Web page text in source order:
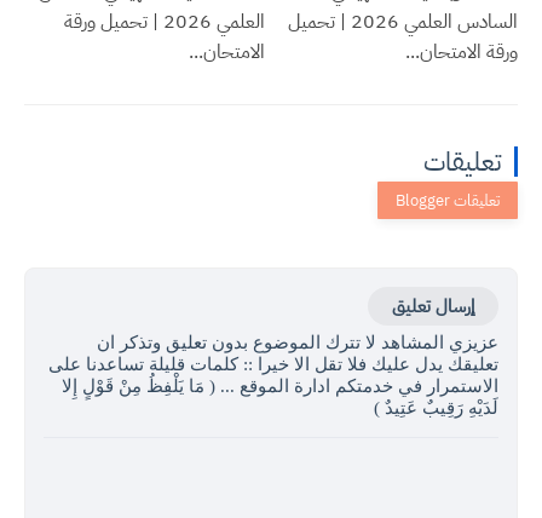
السادس العلمي 2026 | تحميل
ورقة الامتحان...
العلمي 2026 | تحميل ورقة
الامتحان...
تعليقات
إرسال تعليق
عزيزي المشاهد لا تترك الموضوع بدون تعليق وتذكر ان
تعليقك يدل عليك فلا تقل الا خيرا :: كلمات قليلة تساعدنا على
الاستمرار في خدمتكم ادارة الموقع ... ( مَا يَلْفِظُ مِنْ قَوْلٍ إِلا
لَدَيْهِ رَقِيبٌ عَتِيدٌ )